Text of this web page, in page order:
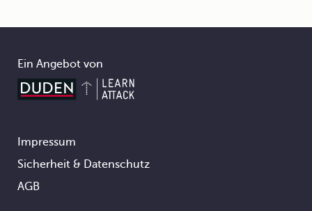
Ein Angebot von
Footer
Impressum
Sicherheit & Datenschutz
AGB